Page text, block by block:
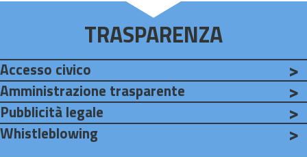
TRASPARENZA
Accesso civico
Go to: Accesso civico - Apre in una nuova scheda
Amministrazione trasparente
Go to: Amministrazione trasparente - Apre in una nuova
Pubblicità legale
Whistleblowing
Go to: Whistleblowing - Apre in una nuova scheda